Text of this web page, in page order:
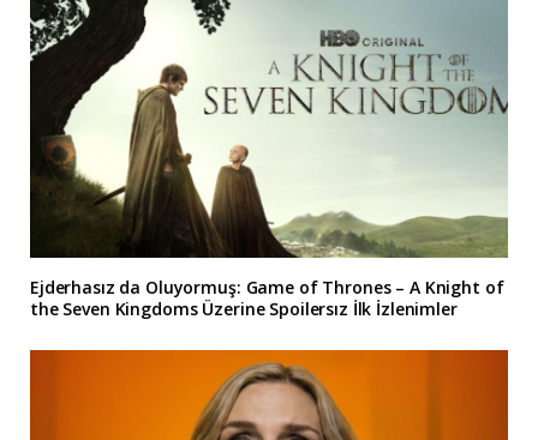
Ejderhasız da Oluyormuş: Game of Thrones – A Knight of
the Seven Kingdoms Üzerine Spoilersız İlk İzlenimler